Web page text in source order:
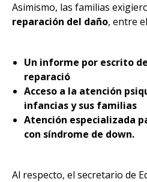
Asimismo, las familias
reparación del daño, entre
Un informe por escrito
reparació
Acceso a la atención
infancias y sus familias
Atención especializada
con síndrome de down.
Al respecto, el secretario de